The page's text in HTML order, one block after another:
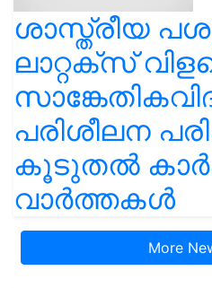
ശാസ്ത്രീയ
ലാറ്റക്സ്
പരിശീലന
കൂടുതൽ
വാർത്തകൾ
More